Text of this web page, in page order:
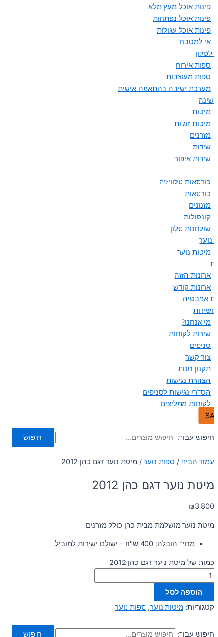
פינות אוכל מעץ מלא
פינות אוכל נפתחות
פינות אוכל עגולות
אי למטבח
לסלון
ספות אירוח
ספות מעוצבות
מערכת ישיבה בהתאמה אישית
שינה
מיטות
מיטות זוגיות
מזרנים
שידות
שידות איפור
כורסאות טלוויזיה
כורסאות
מזנונים
קונסולות
שולחנות סלון
נוער
מיטות נוער
ארונות הזזה
ארונות קודש
אמבטיה
ושירות
מי אנחנו?
שירות לקוחות
סניפים
צור קשר
תקנון חנות
הצהרת נגישות
הסדרי נגישות לסניפים
לקוחות ממליצים
חיפוש עבור: חיפוש
עמוד הבית / ספות נוער / מיטת נוער דגם כהן 2012
מיטת נוער דגם כהן 2012
₪3,800
מיטת נוער מושלמת מבית כהן כולל מזרנים
מחיר הובלה: 400 ש"ח – ישולם ישירות למוביל
כמות של מיטת נוער דגם כהן 2012
הוספה לסל
קטגוריות: מיטות נוער, ספות נוער
חיפוש עבור: חיפוש